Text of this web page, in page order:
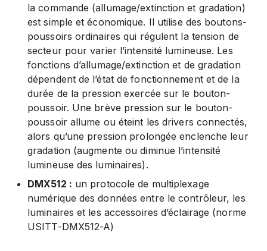
la commande (allumage/extinction et gradation)
est simple et économique. Il utilise des boutons-
poussoirs ordinaires qui régulent la tension de
secteur pour varier l’intensité lumineuse. Les
fonctions d’allumage/extinction et de gradation
dépendent de l’état de fonctionnement et de la
durée de la pression exercée sur le bouton-
poussoir. Une brève pression sur le bouton-
poussoir allume ou éteint les drivers connectés,
alors qu’une pression prolongée enclenche leur
gradation (augmente ou diminue l’intensité
lumineuse des luminaires).
DMX512 : un protocole de multiplexage
numérique des données entre le contrôleur, les
luminaires et les accessoires d’éclairage (norme
USITT-DMX512-A)